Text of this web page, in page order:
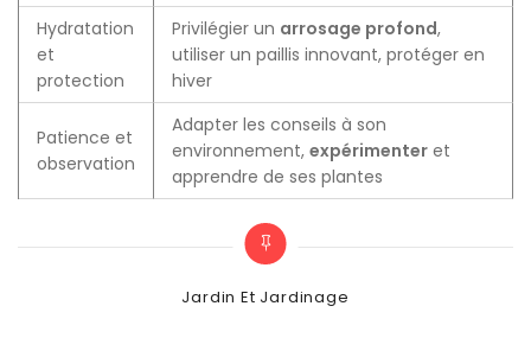
Hydratation
et
protection
Privilégier un arrosage profond,
utiliser un paillis innovant, protéger en
hiver
Patience et
observation
Adapter les conseils à son
environnement, expérimenter et
apprendre de ses plantes
Categories
Jardin Et Jardinage